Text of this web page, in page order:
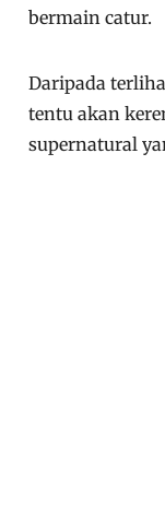
bermain catur.
Daripada
tentu akan
supernatural